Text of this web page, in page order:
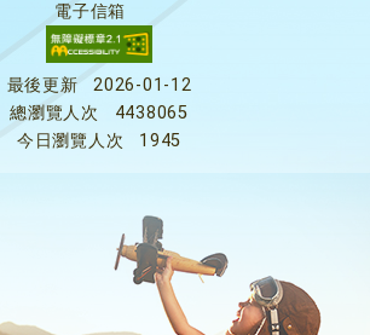
電子信箱
最後更新
2026-01-12
總瀏覽人次
4438065
今日瀏覽人次
1945